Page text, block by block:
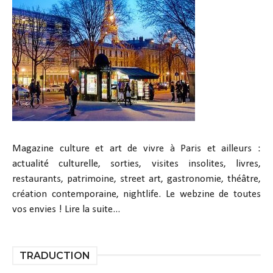
Magazine culture et art de vivre à Paris et ailleurs :
actualité culturelle, sorties, visites insolites, livres,
restaurants, patrimoine, street art, gastronomie, théâtre,
création contemporaine, nightlife. Le webzine de toutes
vos envies ! Lire la suite...
TRADUCTION